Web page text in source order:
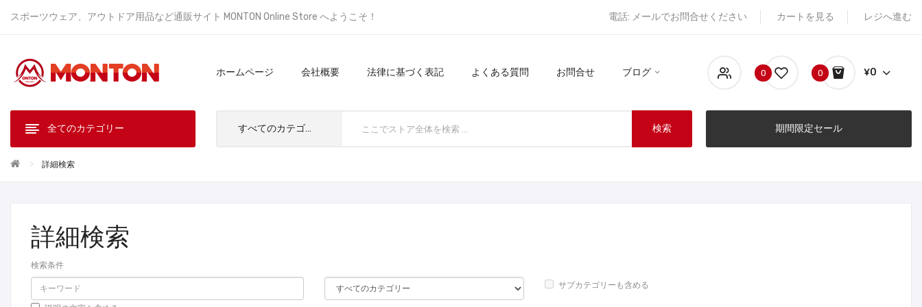
スポーツウェア、アウトドア用品など通販サイト MONTON Online Store へようこそ！ 電話: メールでお問合せください カートを見る レジへ進む
ホームページ 会社概要 法律に基づく表記 よくある質問 お問合せ ブログ 0 0 ¥0
全てのカテゴリー すべてのカテゴリ 検索 期間限定セール
詳細検索
詳細検索
検索条件
サブカテゴリーも含める